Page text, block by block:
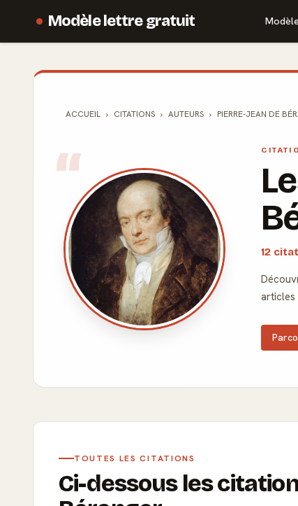
Modèle lettre gratuit
ACCUEIL CITATIONS AUTEURS PIERRE-JEAN DE
12
articles
TOUTES LES CITATIONS
Ci-dessous les